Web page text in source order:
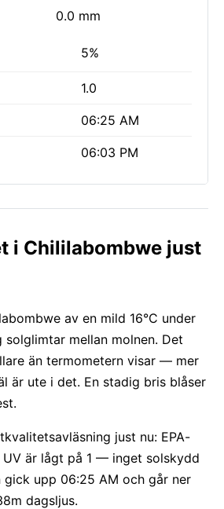
0.0 mm
5%
1.0
06:25 AM
06:03 PM
i Chililabombwe just
av en mild 16°C under
solglimtar mellan molnen. Det
än termometern visar — mer
är ute i det. En stadig bris blåser
just nu: EPA-
UV är lågt på 1 — inget solskydd
gick upp 06:25 AM och går ner
dagsljus.